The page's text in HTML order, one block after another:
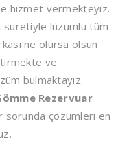
hizmet vermekteyiz.
suretiyle lüzumlu tüm
ne olursa olsun
ve
bulmaktayız.
Rezervuar
sorunda çözümleri en